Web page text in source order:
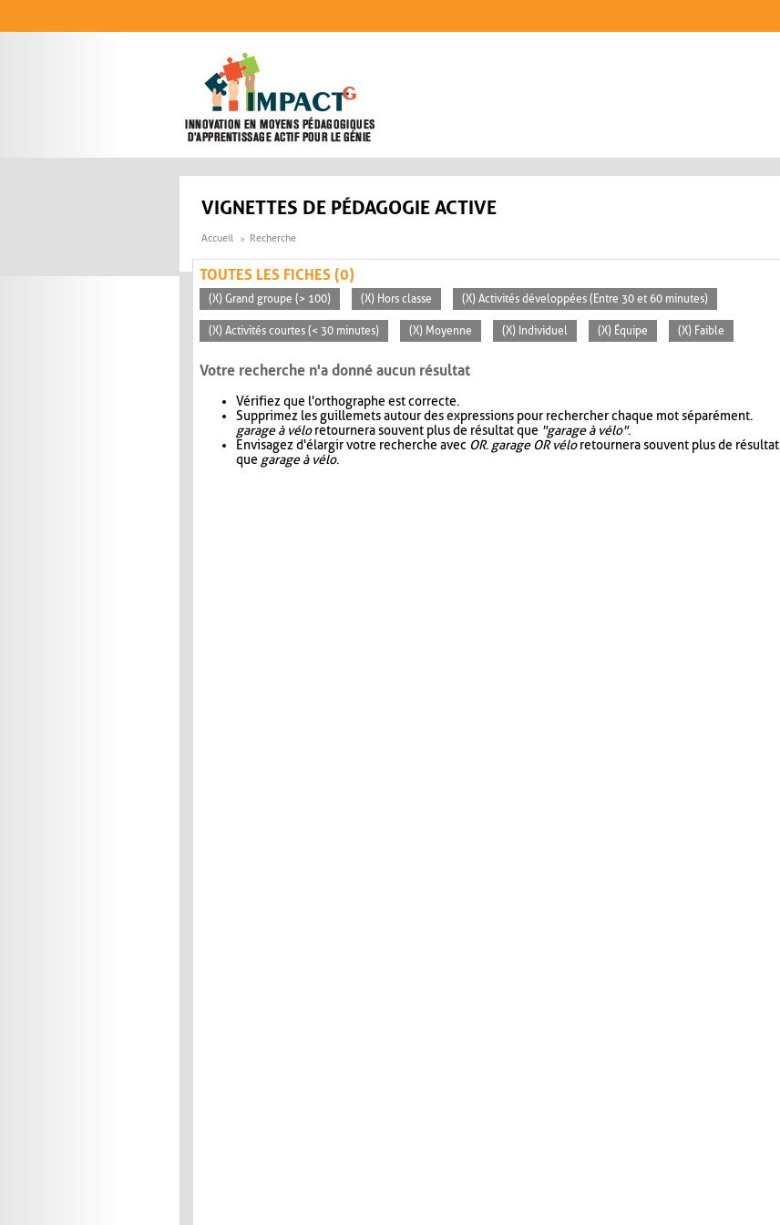
VIGNETTES DE PÉDAGOGIE ACTIVE
Accueil Recherche
TOUTES LES FICHES (0)
(X) Grand groupe (> 100) (X) Hors classe (X) Activités développées (Entre 30 et 60 minutes)
(X) Activités courtes (< 30 minutes) (X) Moyenne (X) Individuel (X) Équipe (X) Faible
Votre recherche n'a donné aucun résultat
Vérifiez que l'orthographe est correcte.
Supprimez les guillemets autour des expressions pour rechercher chaque mot séparément.
garage à véloretournera souvent plus de résultat que "garage à vélo".
Envisagez d'élargir votre recherche avec OR. garage OR véloretournera souvent plus de résultat
que garage à vélo.